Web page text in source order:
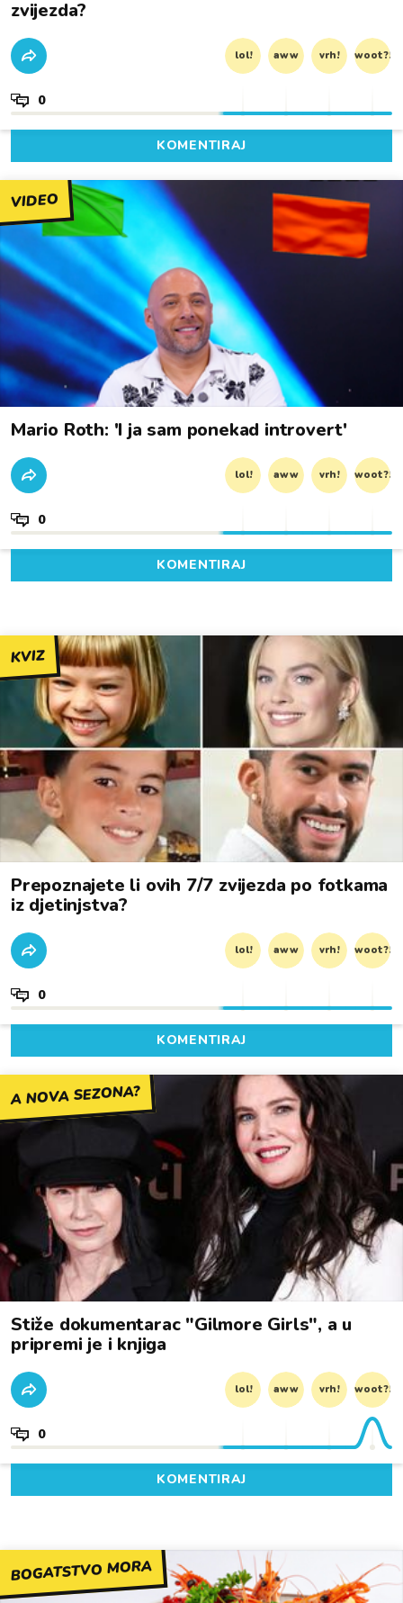
zvijezda?
lol! aww vrh! woot?!
0
KOMENTIRAJ
VIDEO
Mario Roth: 'I ja sam ponekad introvert'
lol! aww vrh! woot?!
0
KOMENTIRAJ
KVIZ
Prepoznajete li ovih 7/7 zvijezda po fotkama
iz djetinjstva?
lol! aww vrh! woot?!
0
KOMENTIRAJ
A NOVA SEZONA?
Stiže dokumentarac "Gilmore Girls", a u
pripremi je i knjiga
lol! aww vrh! woot?!
0
KOMENTIRAJ
BOGATSTVO MORA